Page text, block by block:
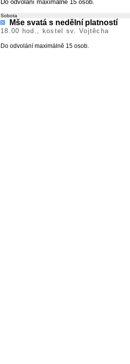
Do odvolání maximálně 15 osob.
Sobota
Mše svatá s nedělní platností
18.00 hod., kostel sv. Vojtěcha
Do odvolání maximálně 15 osob.